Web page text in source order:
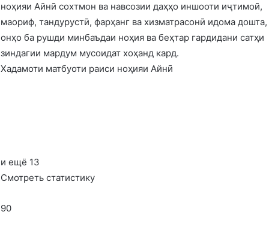
ноҳияи Айнӣ сохтмон ва навсозии даҳҳо иншооти иҷтимоӣ,
маориф, тандурустӣ, фарҳанг ва хизматрасонӣ идома дошта,
онҳо ба рушди минбаъдаи ноҳия ва беҳтар гардидани сатҳи
зиндагии мардум мусоидат хоҳанд кард.
Хадамоти матбуоти раиси ноҳияи Айнӣ
и ещё 13
Смотреть статистику
90